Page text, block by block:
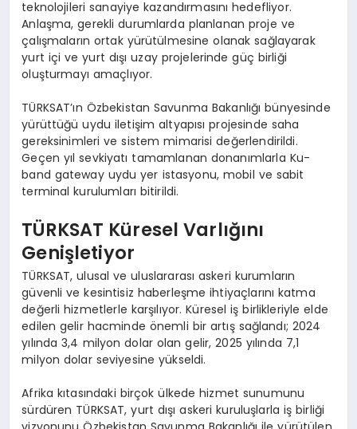
teknolojileri sanayiye kazandırmasını hedefliyor.
Anlaşma, gerekli durumlarda planlanan proje ve
çalışmaların ortak yürütülmesine olanak sağlayarak
yurt içi ve yurt dışı uzay projelerinde güç birliği
oluşturmayı amaçlıyor.
TÜRKSAT’ın Özbekistan Savunma Bakanlığı bünyesinde
yürüttüğü uydu iletişim altyapısı projesinde saha
gereksinimleri ve sistem mimarisi değerlendirildi.
Geçen yıl sevkiyatı tamamlanan donanımlarla Ku-
band gateway uydu yer istasyonu, mobil ve sabit
terminal kurulumları bitirildi.
TÜRKSAT Küresel Varlığını
Genişletiyor
TÜRKSAT, ulusal ve uluslararası askeri kurumların
güvenli ve kesintisiz haberleşme ihtiyaçlarını katma
değerli hizmetlerle karşılıyor. Küresel iş birlikleriyle elde
edilen gelir hacminde önemli bir artış sağlandı; 2024
yılında 3,4 milyon dolar olan gelir, 2025 yılında 7,1
milyon dolar seviyesine yükseldi.
Afrika kıtasındaki birçok ülkede hizmet sunumunu
sürdüren TÜRKSAT, yurt dışı askeri kuruluşlarla iş birliği